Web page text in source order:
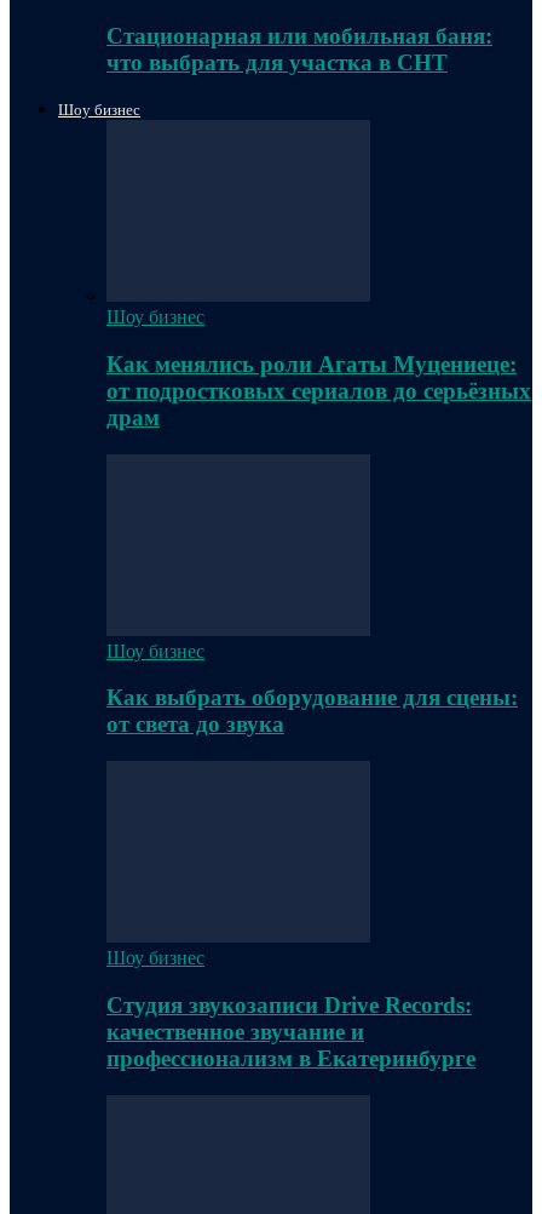
Стационарная или мобильная баня:
что выбрать для участка в СНТ
Шоу бизнес
Шоу бизнес
Как менялись роли Агаты Муцениеце:
от подростковых сериалов до серьёзных
драм
Шоу бизнес
Как выбрать оборудование для сцены:
от света до звука
Шоу бизнес
Студия звукозаписи Drive Records:
качественное звучание и
профессионализм в Екатеринбурге